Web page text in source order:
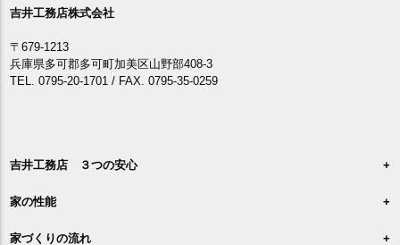
吉井工務店株式会社
〒679-1213
兵庫県多可郡多可町加美区山野部408-3
TEL. 0795-20-1701 / FAX. 0795-35-0259
吉井工務店 ３つの安心
家の性能
家づくりの流れ